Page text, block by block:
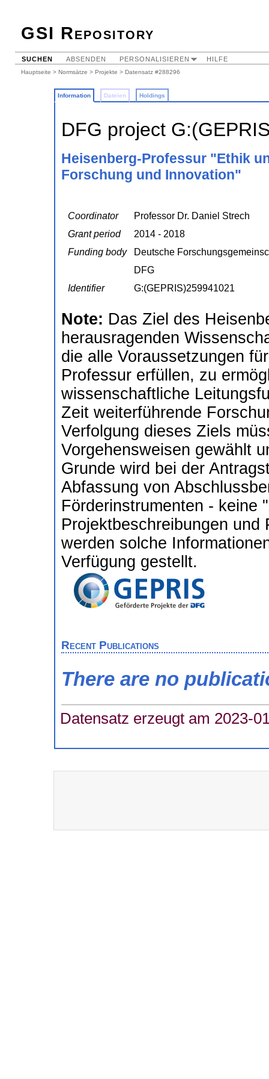
GSI Repository
SUCHEN ABSENDEN PERSONALISIEREN HILFE
Hauptseite > Normsätze > Projekte > Datensatz #288296
Information Dateien Holdings
DFG project
Heisenberg-Professur "Ethik
Forschung und Innovation"
Coordinator
Professor Dr. Daniel Strech
Grant period
2014 - 2018
Funding body
Deutsche
DFG
Identifier
G:(GEPRIS)259941021
Note: Das Ziel des
herausragenden
die alle Voraussetzungen
Professur erfüllen, zu
wissenschaftliche
Zeit weiterführende
Verfolgung dieses Ziels
Vorgehensweisen gewählt
Grunde wird bei der
Abfassung von
Förderinstrumenten - keine
Projektbeschreibungen und
werden solche
Verfügung gestellt.
Recent Publications
There are no
Datensatz erzeugt am 2023-